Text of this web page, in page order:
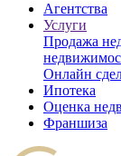
Агентства
Услуги
Продажа
Онлайн
Ипотека
Оценка
Франшиза